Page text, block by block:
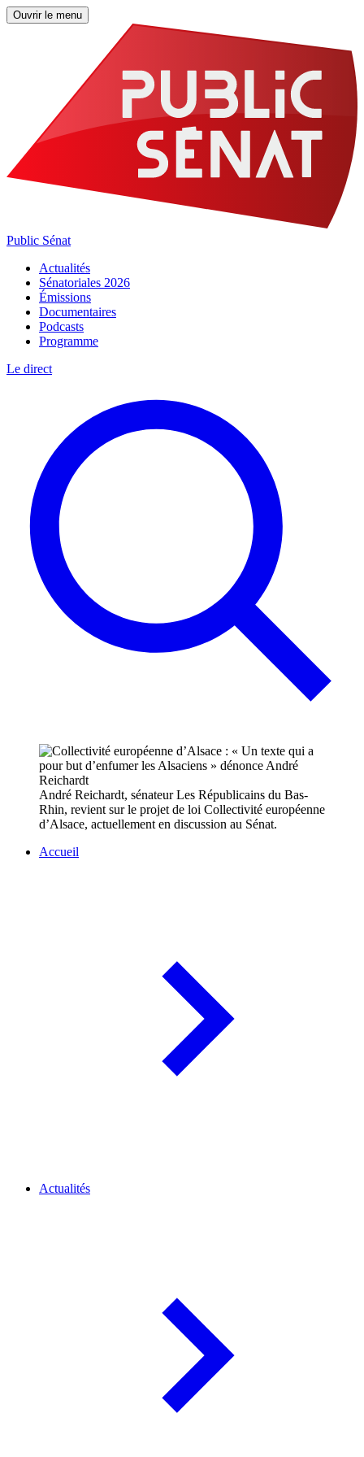
Ouvrir le menu
Public Sénat
Actualités
Sénatoriales 2026
Émissions
Documentaires
Podcasts
Programme
Le direct
André Reichardt, sénateur Les Républicains du Bas-
Rhin, revient sur le projet de loi Collectivité européenne
d’Alsace, actuellement en discussion au Sénat.
Accueil
Actualités